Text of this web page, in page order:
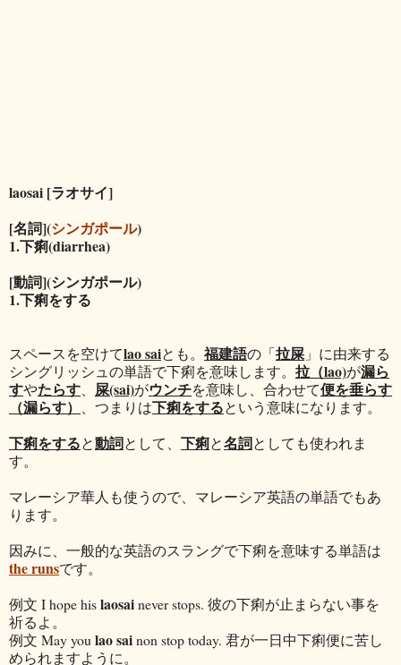
laosai [ラオサイ]
[名詞](シンガポール)
1.下痢(diarrhea)
[動詞](シンガポール)
1.下痢をする
スペースを空けてlao saiとも。 福建語の「拉屎 」に由来する
シングリッシュの単語で下痢を意味します。 拉（lao)が漏ら
すやたらす 屎(sai)がウンチを意味し、合わせて便を垂らす
（漏らす）
、つまりは下痢をするという意味になります。
下痢をすると動詞として、 下痢と名詞としても使われま
す。
マレーシア華人も使うので、マレーシア英語の単語でもあ
ります。
因みに、一般的な英語のスラングで下痢を意味する単語は
the runsです。
例文 I hope hislaosainever stops. 彼の下痢が止まらない事を
祈るよ。
例文 May you lao sainon stop today. 君が一日中下痢便に苦し
められますように。